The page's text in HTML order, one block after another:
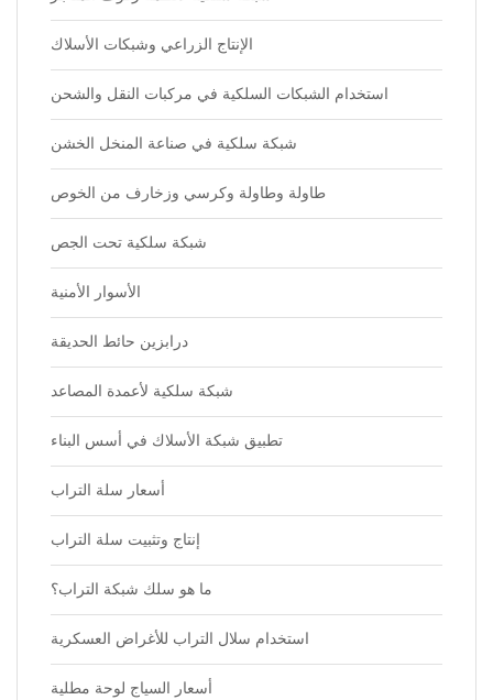
الإنتاج الزراعي وشبكات الأسلاك
استخدام الشبكات السلكية في مركبات النقل والشحن
شبكة سلكية في صناعة المنخل الخشن
طاولة وطاولة وكرسي وزخارف من الخوص
شبكة سلكية تحت الجص
الأسوار الأمنية
شبكة سلكية لأعمدة المصاعد
تطبيق شبكة الأسلاك في أسس البناء
أسعار سلة التراب
إنتاج وتثبيت سلة التراب
ما هو سلك شبكة التراب؟
استخدام سلال التراب للأغراض العسكرية
أسعار السياج لوحة مطلية